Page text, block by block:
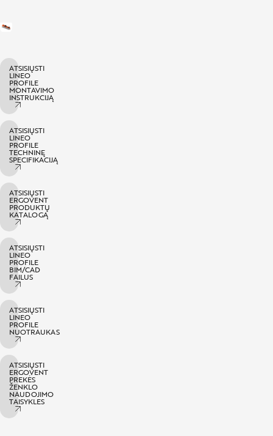
ATSISIŲSTI
LINEO
PROFILE
MONTAVIMO
INSTRUKCIJĄ
ATSISIŲSTI
LINEO
PROFILE
TECHNINĘ
SPECIFIKACIJĄ
ATSISIŲSTI
ERGOVENT
PRODUKTŲ
KATALOGĄ
ATSISIŲSTI
LINEO
PROFILE
BIM/CAD
FAILUS
ATSISIŲSTI
LINEO
PROFILE
NUOTRAUKAS
ATSISIŲSTI
ERGOVENT
PREKĖS
ŽENKLO
NAUDOJIMO
TAISYKLES